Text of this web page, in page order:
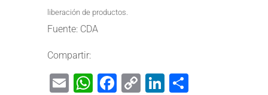
liberación de productos.
Fuente: CDA
Compartir:
EmailWhatsApp
Facebook
CopyLinkedIn